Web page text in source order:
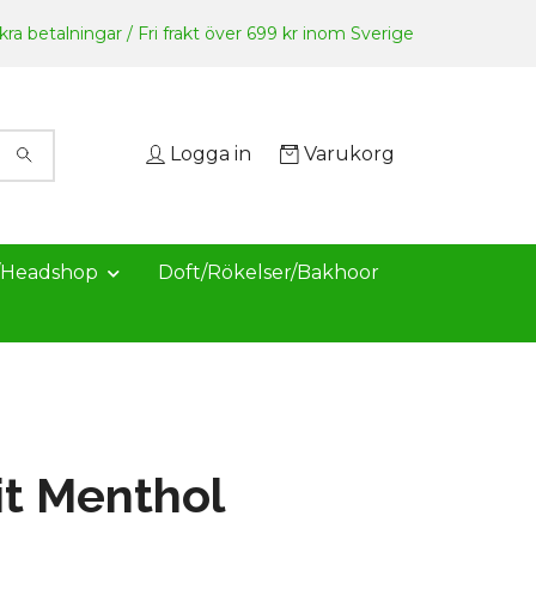
betalningar / Fri frakt över 699 kr inom Sverige
Logga in Varukorg
Doft/Rökelser/Bakhoor
Menthol